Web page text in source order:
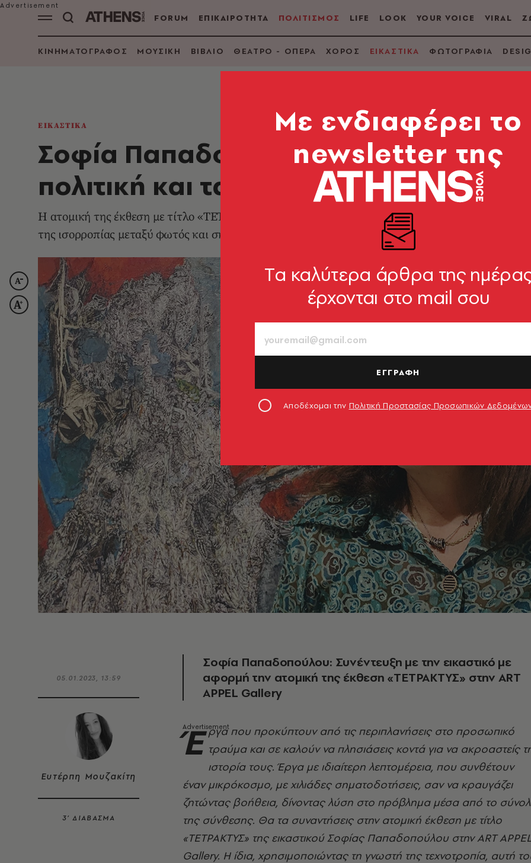
FORUM ΕΠΙΚΑΙΡΟΤΗΤΑ ΠΟΛΙΤΙΣΜΟΣ LIFE LOOK YOUR VOICE VIRAL
ΚΙΝΗΜΑΤΟΓΡΑΦΟΣ ΜΟΥΣΙΚΗ ΒΙΒΛΙΟ ΘΕΑΤΡΟ - ΟΠΕΡΑ ΧΟΡΟΣ ΕΙΚΑΣΤΙΚΑ ΦΩΤΟΓΡΑΦΙΑ
ΕΙΚΑΣΤΙΚΑ
Σοφία Παπαδοπούλου: «Η Τέχνη
πολιτική και ταυτόχρονα αυτόνομη»
Η ατομική της έκθεση με τίτλο «ΤΕΤΡΑΚΤΥΣ» αφηγείται μια ιστορία εξιλέωσης που
της ισορροπίας μεταξύ φωτός και σκοταδιού
05.01.2023, 13:59
Ευτέρπη Μουζακίτη
3’ ΔΙΑΒΑΣΜΑ
Σοφία Παπαδοπούλου: Συνέντευξη με την εικαστικό με
αφορμή την ατομική της έκθεση «ΤΕΤΡΑΚΤΥΣ» στην ART
APPEL Gallery
Έ ργα που προκύπτουν από τις περιπλανήσεις στο προσωπικό
τραύμα και σε καλούν να πλησιάσεις κοντά για να ακροαστείς
ιστορία τους. Έργα με ιδιαίτερη λεπτομέρεια, που συνθέτουν
έναν μικρόκοσμο, με χιλιάδες σηματοδοτήσεις, σαν να κραυγάζει
ζητώντας βοήθεια, δίνοντας λύση στο πρόβλημα μέσα από το
της σύνθεσης. Θα τα συναντήσεις στην ατομική έκθεση με τίτλο
«ΤΕΤΡΑΚΤΥΣ» της εικαστικού Σοφίας Παπαδοπούλου στην ART
Gallery. Η ίδια, χρησιμοποιώντας τη γνωστή της τεχνοτροπία, αυτή
Mε ενδιαφέρει το
newsletter της
Tα καλύτερα άρθρα της
έρχονται στο mail σου
ΕΓΓΡΑΦΗ
Αποδέχομαι την Πολιτική Προστασίας Προσωπικών